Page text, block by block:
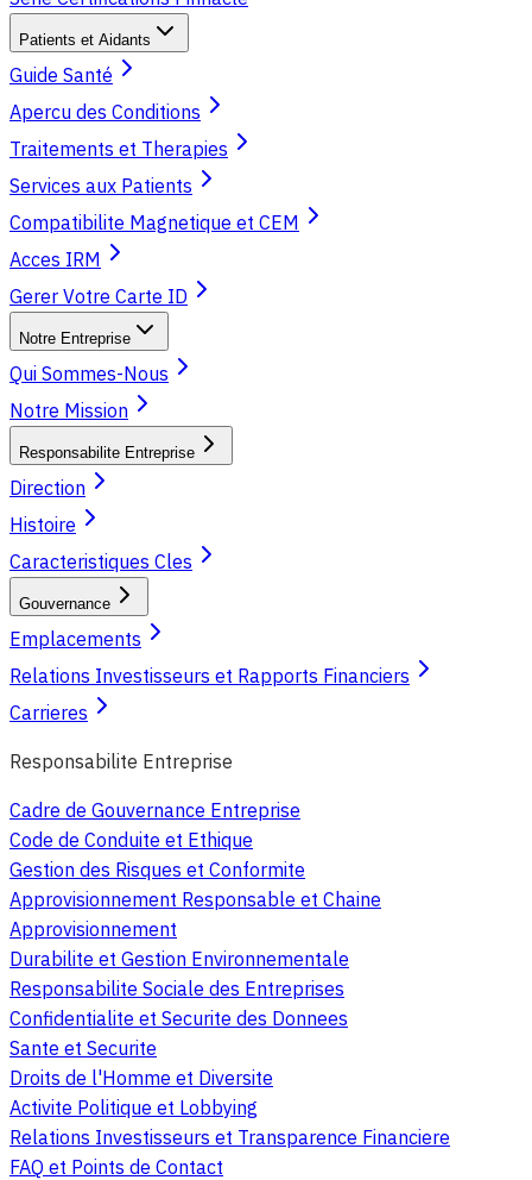
Patients et Aidants
Guide Santé
Apercu des Conditions
Traitements et Therapies
Services aux Patients
Compatibilite Magnetique et CEM
Acces IRM
Gerer Votre Carte ID
Notre Entreprise
Qui Sommes-Nous
Notre Mission
Responsabilite Entreprise
Direction
Histoire
Caracteristiques Cles
Gouvernance
Emplacements
Relations Investisseurs et Rapports Financiers
Carrieres
Responsabilite Entreprise
Cadre de Gouvernance Entreprise
Code de Conduite et Ethique
Gestion des Risques et Conformite
Approvisionnement Responsable et Chaine
Approvisionnement
Durabilite et Gestion Environnementale
Responsabilite Sociale des Entreprises
Confidentialite et Securite des Donnees
Sante et Securite
Droits de l'Homme et Diversite
Activite Politique et Lobbying
Relations Investisseurs et Transparence Financiere
FAQ et Points de Contact